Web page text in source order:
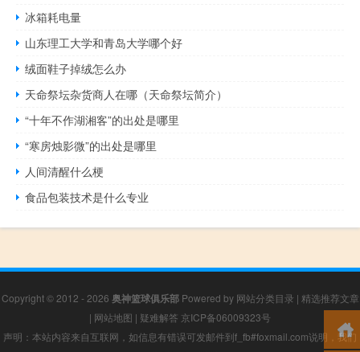
冰箱耗电量
山东理工大学和青岛大学哪个好
绒面鞋子掉绒怎么办
天命祭坛杂货商人在哪（天命祭坛简介）
“十年不作湖湘客”的出处是哪里
“寒房烛影微”的出处是哪里
人间清醒什么梗
食品包装技术是什么专业
Copyright © 2012 - 2026 奥神篮球俱乐部Powered by 网站分类目录 | 精选推荐文章
| 网站地图 | 疑难解答 京ICP备06009323号
声明：本站内容来自互联网，如信息有错误可发邮件到f_fb#foxmail.com说明，我们